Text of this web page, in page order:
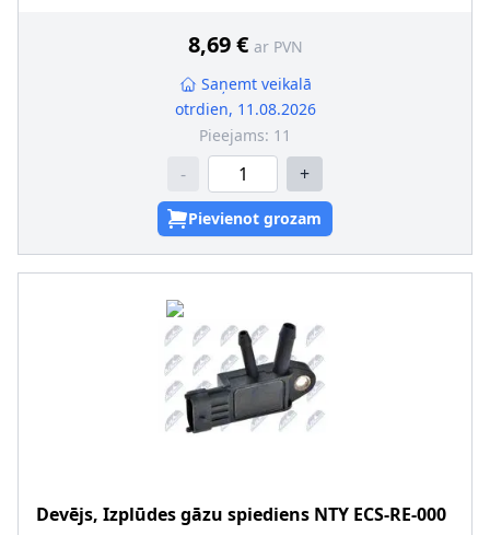
8,69 € ar PVN
Saņemt veikalā
otrdien, 11.08.2026
Pieejams: 11
- +
Pievienot grozam
Devējs, Izplūdes gāzu spiediens NTY ECS-RE-000